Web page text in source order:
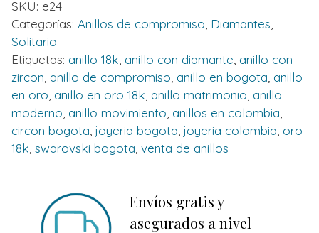
SKU: e24
Categorías: Anillos de compromiso Diamantes
Solitario
Etiquetas: anillo 18k anillo con diamante anillo con
zircon anillo de compromiso anillo en bogota anillo
en oro anillo en oro 18k anillo matrimonio anillo
moderno anillo movimiento anillos en colombia
circon bogota joyeria bogota joyeria colombia oro
18k swarovski bogota venta de anillos
Envíos gratis y
asegurados a nivel